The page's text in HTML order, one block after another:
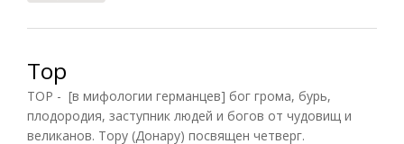
Тор
ТОР - [в мифологии германцев] бог грома, бурь,
плодородия, заступник людей и богов от чудовищ и
великанов. Тору (Донару) посвящен четверг.